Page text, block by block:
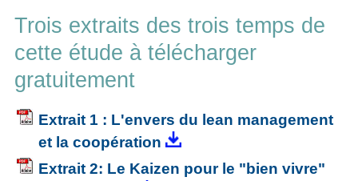
Trois extraits des trois temps de
cette étude à télécharger
gratuitement
Extrait 1 : L'envers du lean management
et la coopération
Extrait 2: Le Kaizen pour le "bien vivre"